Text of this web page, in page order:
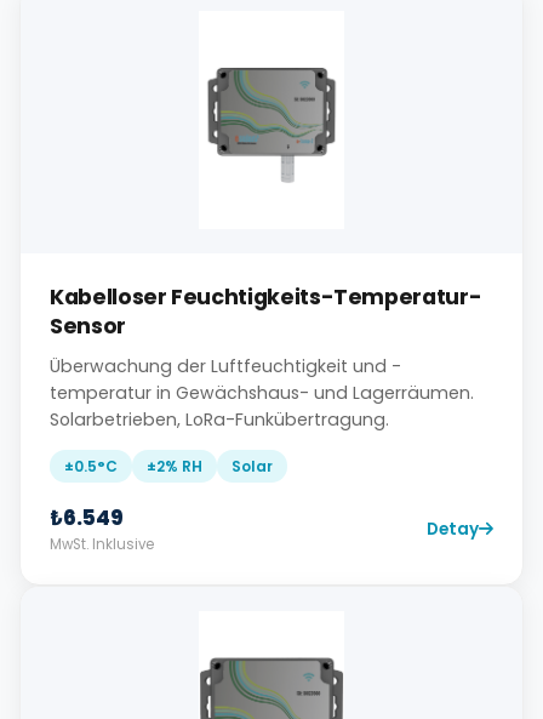
Kabelloser Feuchtigkeits-Temperatur-
Sensor
Überwachung der Luftfeuchtigkeit und -
temperatur in Gewächshaus- und Lagerräumen.
Solarbetrieben, LoRa-Funkübertragung.
±0.5°C ±2% RH Solar
₺6.549
MwSt. Inklusive
Detay